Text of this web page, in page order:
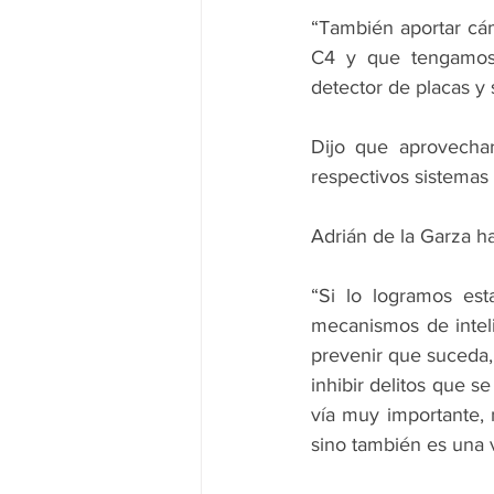
“También aportar
C4 y que
detector de placas y
Dijo que
respectivos
Adrián de la Garza
“Si lo logramos
mecanismos de
prevenir que
inhibir delitos que
vía muy
sino también es una